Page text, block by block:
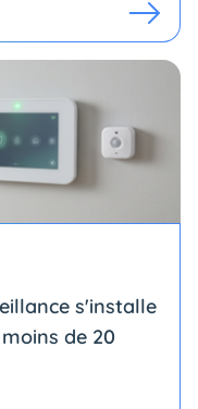
s'installe
de 20